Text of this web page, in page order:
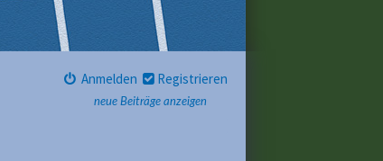
neue Beiträge anzeigen
Anmelden Registrieren